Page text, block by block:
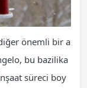
önemli bir a
bu bazilika
süreci boy